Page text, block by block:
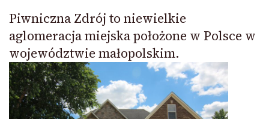
Piwniczna Zdrój to niewielkie
aglomeracja miejska położone w Polsce w
województwie małopolskim.